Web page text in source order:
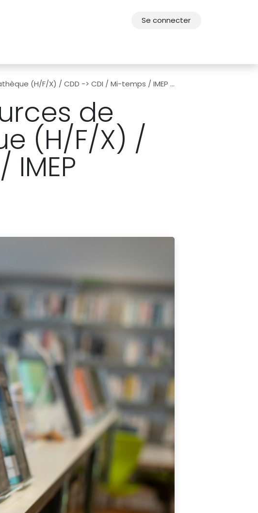
Se connecter
(H/F/X) / CDD -> CDI / Mi-temps / IMEP (Namur)
de
(H/F/X) /